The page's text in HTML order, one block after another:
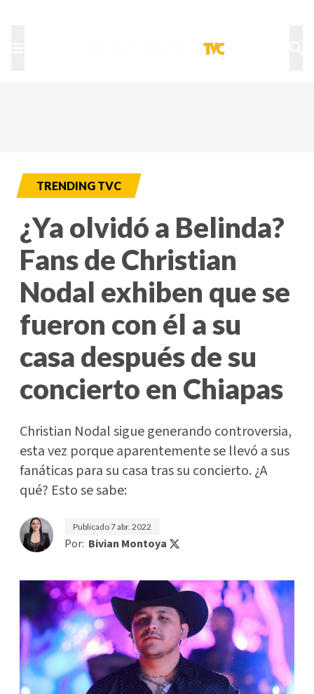
TRENDING TVC
¿Ya olvidó a Belinda?
Fans de Christian
Nodal exhiben que se
fueron con él a su
casa después de su
concierto en Chiapas
Christian Nodal sigue generando controversia,
esta vez porque aparentemente se llevó a sus
fanáticas para su casa tras su concierto. ¿A
qué? Esto se sabe:
Publicado7 abr. 2022
Por: Bivian Montoya